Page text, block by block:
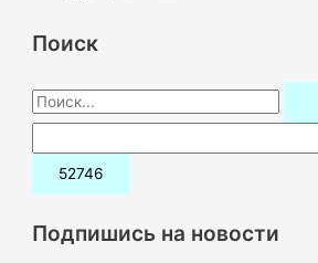
Поиск
П
о
и
:Подпишись на новости